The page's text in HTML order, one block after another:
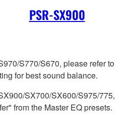
PSR-SX900
S770/S670, please refer to
for best sound balance.
SX700/SX600/S975/775,
from the Master EQ presets.